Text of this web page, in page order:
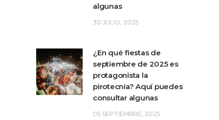
algunas
30 JULIO, 2025
¿En qué fiestas de
septiembre de 2025 es
protagonista la
pirotecnia? Aquí puedes
consultar algunas
05 SEPTIEMBRE, 2025